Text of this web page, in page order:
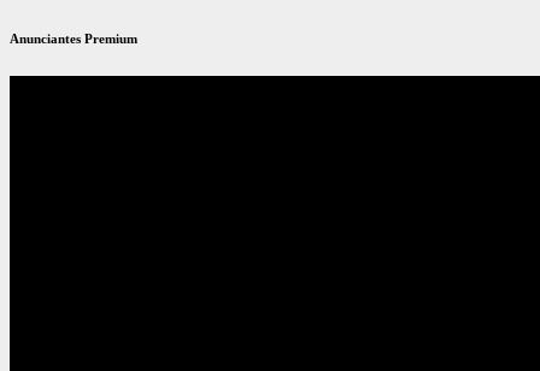
Anunciantes Premium